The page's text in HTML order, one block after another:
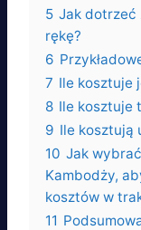
5 Jak dotrzeć
rękę?
6
7 Ile kosztuje
8 Ile kosztuje
9 Ile kosztują
10 Jak
Kambodży,
kosztów w
11